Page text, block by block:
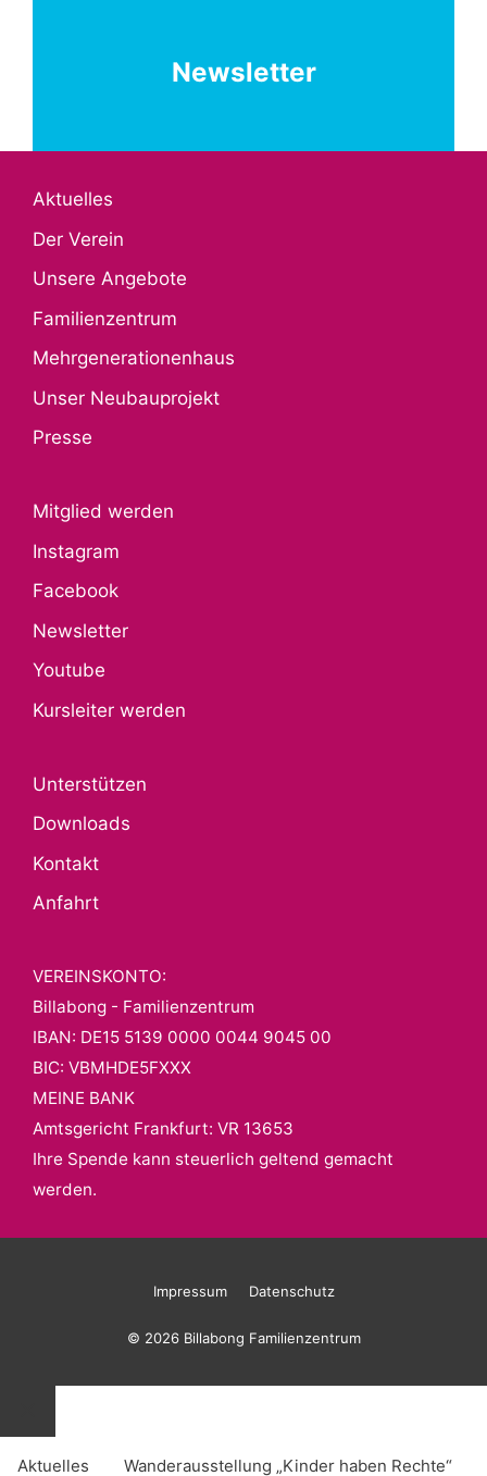
Newsletter
Aktuelles
Der Verein
Unsere Angebote
Familienzentrum
Mehrgenerationenhaus
Unser Neubauprojekt
Presse
Mitglied werden
Instagram
Facebook
Newsletter
Youtube
Kursleiter werden
Unterstützen
Downloads
Kontakt
Anfahrt
VEREINSKONTO:
Billabong - Familienzentrum
IBAN: DE15 5139 0000 0044 9045 00
BIC: VBMHDE5FXXX
MEINE BANK
Amtsgericht Frankfurt: VR 13653
Ihre Spende kann steuerlich geltend gemacht
werden.
Impressum Datenschutz
© 2026 Billabong Familienzentrum
Schließen
Aktuelles Wanderausstellung „Kinder haben Rechte“